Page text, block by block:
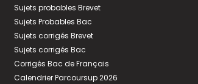
Sujets probables Brevet
Sujets Probables Bac
Sujets corrigés Brevet
Sujets corrigés Bac
Corrigés Bac de Français
Calendrier Parcoursup 2026